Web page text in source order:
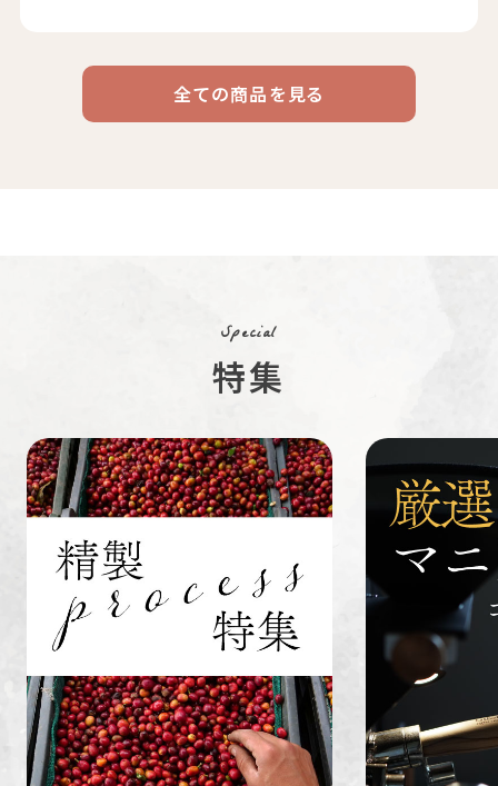
コーヒー
リキッド
コーヒー
豆・粉
すてきな道
具
生活雑貨 福袋
業務用 定期便
ケニア
ブラジル
インドネシ
ア
ホンジュラ
ス
ミャンマー ルワンダ
全ての商品を見る
Special
特集